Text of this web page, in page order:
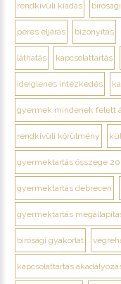
rendkívüli kiadás
peres eljárás bizonyítás
láthatás kapcsolattartás
ideiglenes intézkedés
gyermek mindenek felett
rendkívüli körülmény
gyermektartás összege
gyermektartás debrecen
gyermektartás
bírósági gyakorlat
kapcsolattartás